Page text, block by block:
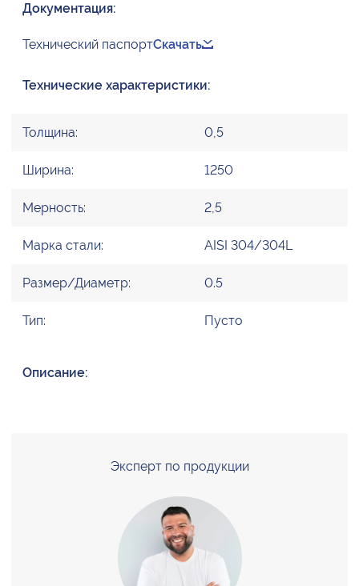
Документация:
Технический паспортСкачать
Технические характеристики:
Толщина: 0,5
Ширина: 1250
Мерность: 2,5
Марка стали: AISI 304/304L
Размер/Диаметр: 0.5
Тип: Пусто
Описание:
Эксперт по продукции